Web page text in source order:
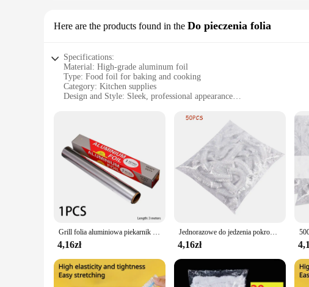
Here are the products found in the Do pieczenia folia
Specifications:
Material: High-grade aluminum foil
Type: Food foil for baking and cooking
Category: Kitchen supplies
Design and Style: Sleek, professional appearance
Performance and Property: Excellent heat conductivity and durability
Parts and Accessories: Available in sets for convenience
Features:
**Exceptional Heat Conductivity and Durability**
Crafted from premium aluminum foil, our food foil is engineered to
resists tearing and punctures, making it a reliable choice for busy
performance throughout the cooking process.
**Versatile and Convenient for Professionals and Home Cooks Alike**
Whether you're a professional baker or an enthusiastic home cook,
choice for presentation, while its practicality ensures that it is easy
endeavors. The sets are perfect for vendors, suppliers, and those
Our food foil is not just for pies and pastries; it's a versatile tool for a
cleanup. Its lightweight nature makes it easy to handle, and its
home cook, our food foil is an essential addition to your kitchen
Grill folia aluminiowa piekarnik do domu ekonomiczne opakowanie beztłuszczowa frytownica folia aluminiowa mięso z grilla papier blacha do pieczenia pieczenie w kuchni papier smarowy
4,16zł
Jednorazowe do jedzenia pokrowiec folia plastikowa elastyczne pokrywki na żywność do miska na owoce kubków kapsle do przechowywania zachowywanie świeżości kuchennej 500 szt.
4,16zł